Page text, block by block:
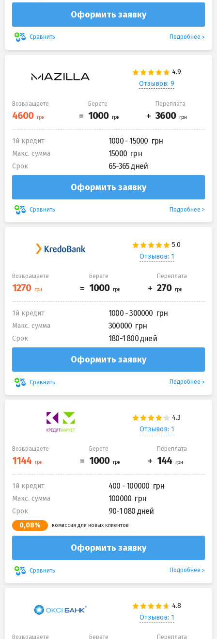
Оформить заявку
Сравнить Подробнее
Отзывов: 9
Возвращаете Берете Переплата
1й кредит 1000 - 15000
Макс. сумма 15000
Срок 65-365 дней
Оформить заявку
Сравнить Подробнее
Отзывов: 1
Возвращаете Берете Переплата
1й кредит 1000 - 300000
Макс. сумма 300000
Срок 180-1 800 дней
Оформить заявку
Сравнить Подробнее
Отзывов: 1
Возвращаете Берете Переплата
1й кредит 400 - 100000
Макс. сумма 100000
Срок 90-1 080 дней
0,08% комиссия для новых клиентов
Оформить заявку
Сравнить Подробнее
Отзывов: 1
Возвращаете Берете Переплата